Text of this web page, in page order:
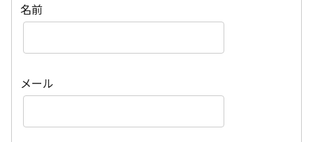
名前
メール